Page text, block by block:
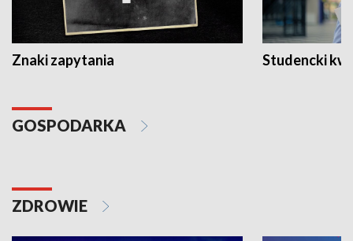
Znaki zapytania Studencki
GOSPODARKA
ZDROWIE